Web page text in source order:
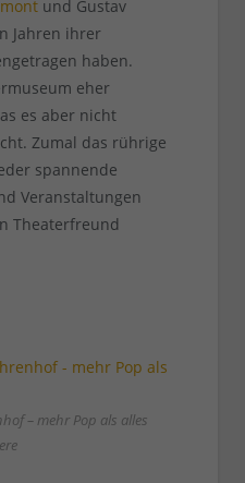
und Gustav
Jahren ihrer
haben.
eher
es aber nicht
Zumal das rührige
spannende
Veranstaltungen
Theaterfreund
– mehr Pop als alles